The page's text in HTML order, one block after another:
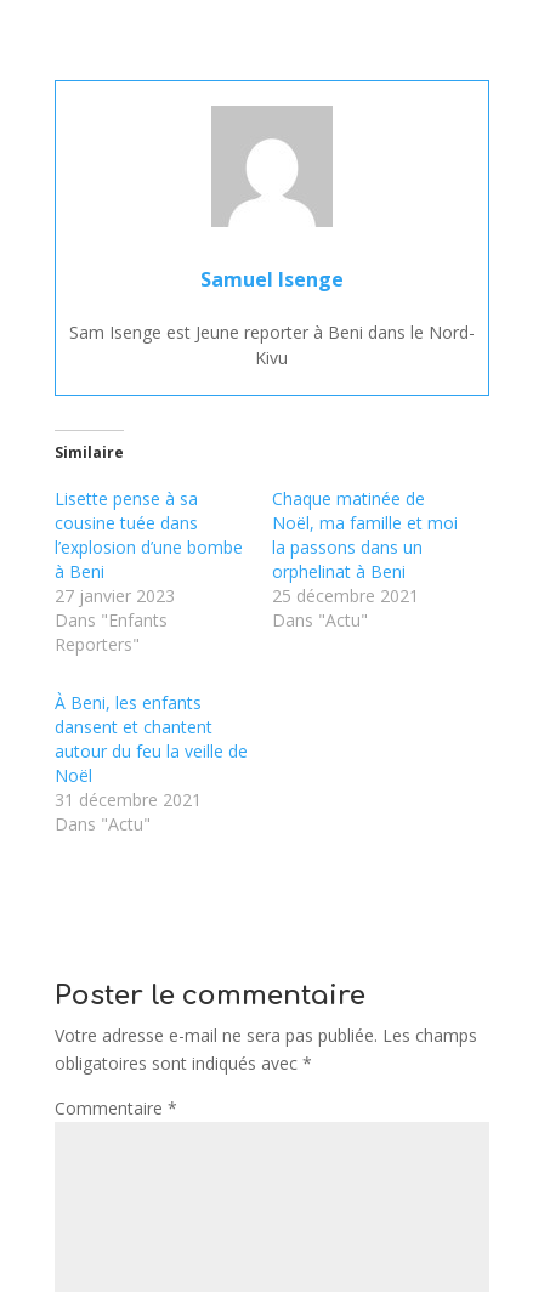
Samuel Isenge
Sam Isenge est Jeune reporter à Beni dans le Nord-
Kivu
Similaire
Lisette pense à sa
cousine tuée dans
l’explosion d’une bombe
à Beni
27 janvier 2023
Dans "Enfants
Reporters"
Chaque matinée de
Noël, ma famille et moi
la passons dans un
orphelinat à Beni
25 décembre 2021
Dans "Actu"
À Beni, les enfants
dansent et chantent
autour du feu la veille de
Noël
31 décembre 2021
Dans "Actu"
Poster le commentaire
Votre adresse e-mail ne sera pas publiée. Les champs
obligatoires sont indiqués avec *
Commentaire *